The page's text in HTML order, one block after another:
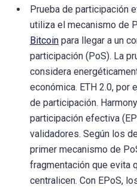
Prueba de participación
utiliza el mecanismo de
Bitcoin para llegar a un
participación (PoS). La
considera
económica. ETH 2.0, por
de participación.
participación efectiva
validadores. Según los
primer mecanismo de
fragmentación que evita
centralicen. Con EPoS,